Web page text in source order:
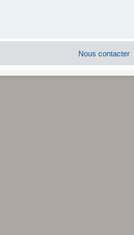
Nous contacter